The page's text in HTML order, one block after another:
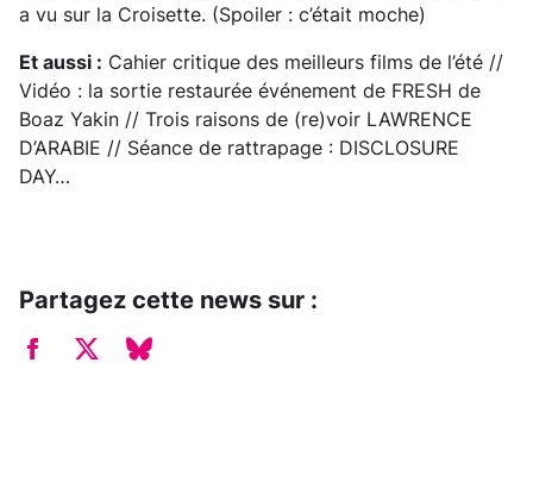
a vu sur la Croisette. (Spoiler : c’était moche)
Et aussi : Cahier critique des meilleurs films de l’été //
Vidéo : la sortie restaurée événement de FRESH de
Boaz Yakin // Trois raisons de (re)voir LAWRENCE
D’ARABIE // Séance de rattrapage : DISCLOSURE
DAY…
Partagez cette news sur :